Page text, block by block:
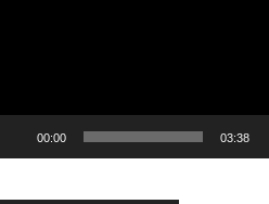
00:00 03:38